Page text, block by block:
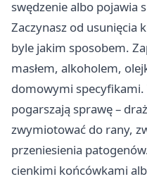
swędzenie albo pojawia
Zaczynasz od usunięcia
byle jakim sposobem.
masłem, alkoholem,
domowymi specyfikami.
pogarszają sprawę –
zwymiotować do rany,
przeniesienia
cienkimi końcówkami